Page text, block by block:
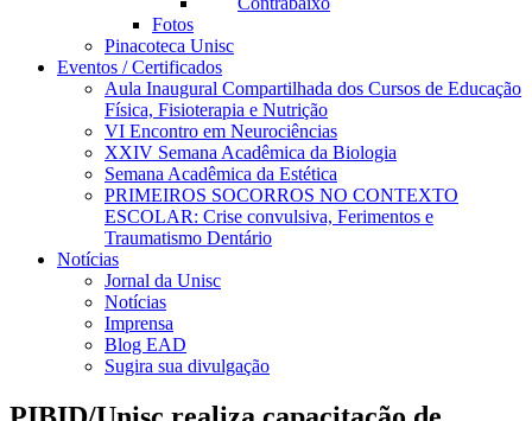
Fotos
Pinacoteca Unisc
Eventos / Certificados
Aula Inaugural Compartilhada dos Cursos de Educação
Física, Fisioterapia e Nutrição
VI Encontro em Neurociências
XXIV Semana Acadêmica da Biologia
Semana Acadêmica da Estética
PRIMEIROS SOCORROS NO CONTEXTO
ESCOLAR: Crise convulsiva, Ferimentos e
Traumatismo Dentário
Notícias
Jornal da Unisc
Notícias
Imprensa
Blog EAD
Sugira sua divulgação